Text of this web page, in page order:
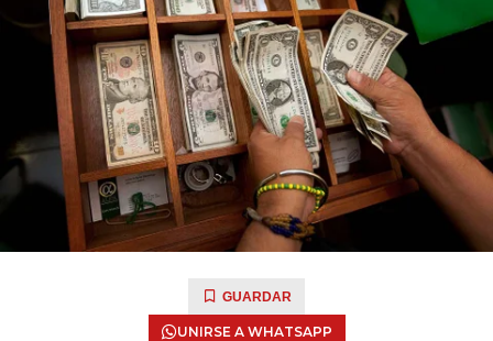
GUARDAR
UNIRSE A WHATSAPP